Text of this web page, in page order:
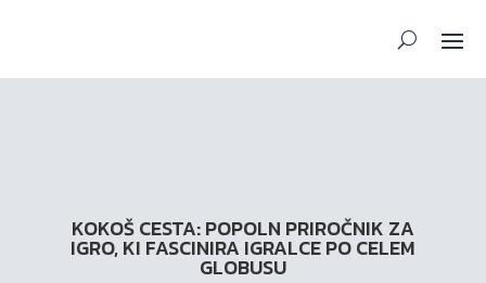
KOKOŠ CESTA: POPOLN PRIROČNIK ZA
IGRO, KI FASCINIRA IGRALCE PO CELEM
GLOBUSU